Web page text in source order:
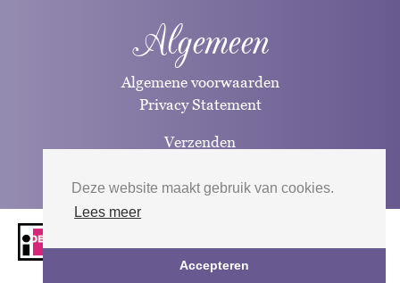
Deze website maakt gebruik van cookies.
Lees meer
Accepteren
Algemeen
Algemene voorwaarden
Privacy Statement
Verzenden